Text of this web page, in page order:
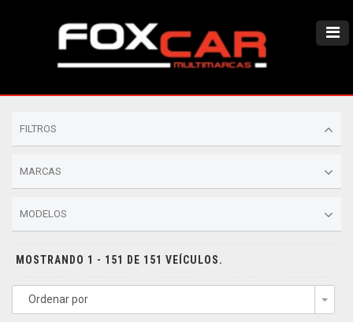
FILTROS
MARCAS
MODELOS
MOSTRANDO 1 - 151 DE 151 VEÍCULOS.
Ordenar por